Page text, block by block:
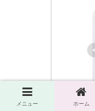
INSMART
メニュー ホーム